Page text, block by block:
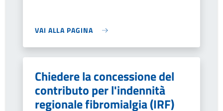
VAI ALLA PAGINA
Chiedere la concessione del
contributo per l'indennità
regionale fibromialgia (IRF)